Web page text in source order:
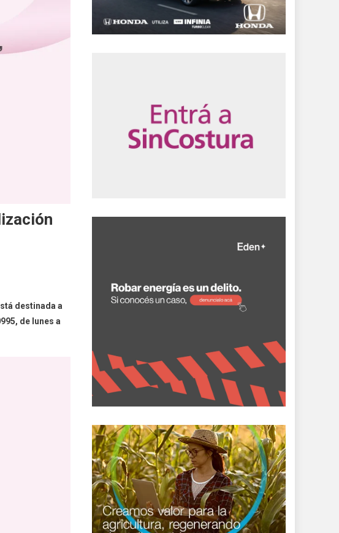
destinada a
de lunes a